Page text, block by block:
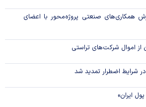
همکاری‌های صنعتی پروژه‌محور با اعضای
شرایط اضطرار تمدید شد
ایران»